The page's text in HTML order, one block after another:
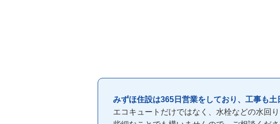
みずほ住設は365日営業をしており、工事も
エコキュートだけではなく、水栓などの水回